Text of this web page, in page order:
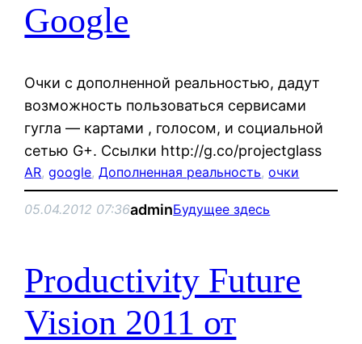
Google
Очки c дополненной реальностью, дадут
возможность пользоваться сервисами
гугла — картами , голосом, и социальной
сетью G+. Ссылки http://g.co/projectglass
AR, google, Дополненная реальность, очки
05.04.2012 07:36adminБудущее здесь
Productivity Future
Vision 2011 от